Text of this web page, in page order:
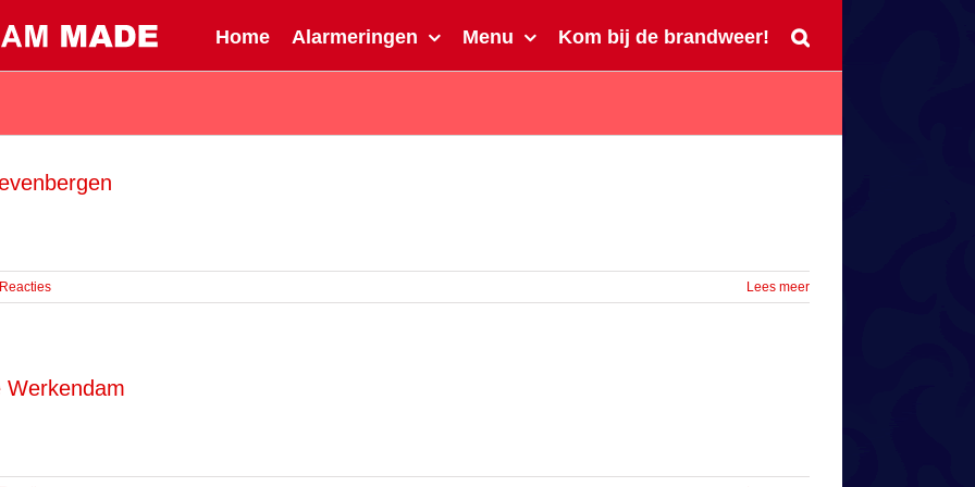
Home Alarmeringen Menu Kom bij de brandweer!
Lees meer
Werkendam